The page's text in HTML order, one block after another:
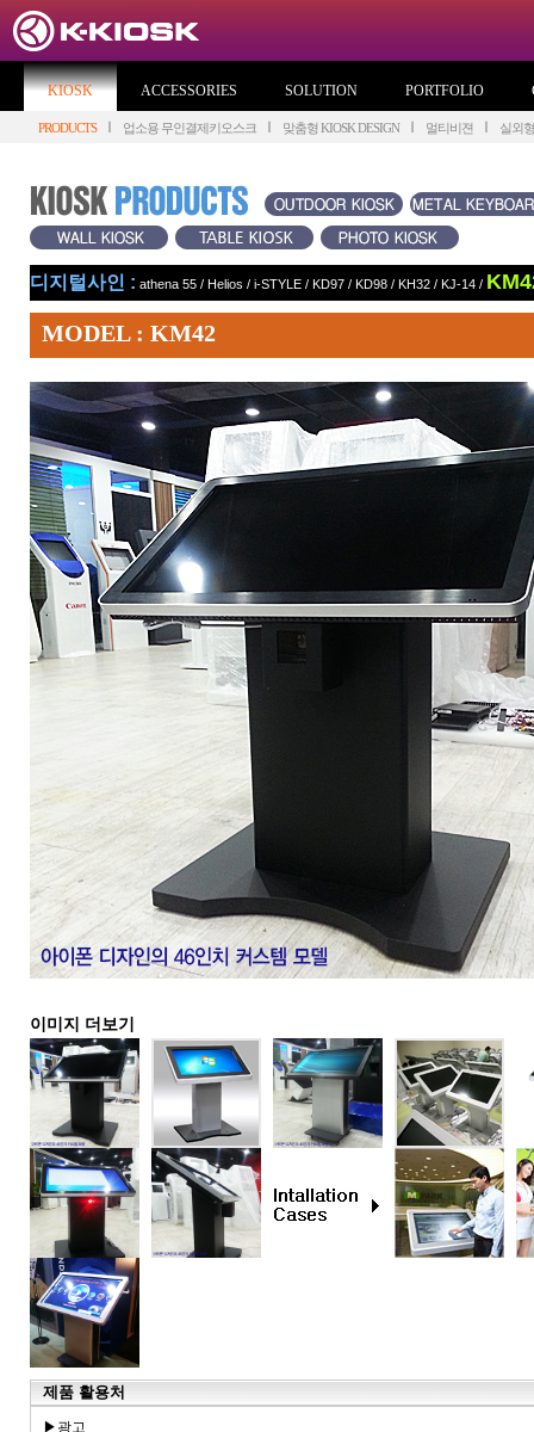
KIOSK ACCESSORIES SOLUTION PORTFOLIO
PRODUCTS 업소용 무인결제키오스크 맞춤형 KIOSK DESIGN 멀티비젼 실외
디지털사인 : athena 55 / Helios / i-STYLE / KD97 / KD98 / KH32 / KJ-14 /
MODEL : KM42
이미지 더보기
제품 활용처
▶광고